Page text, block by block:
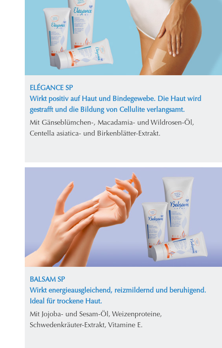
ELÉGANCE SP
Wirkt positiv auf Haut und Bindegewebe. Die Haut wird
gestrafft und die Bildung von Cellulite verlangsamt.
Mit Gänseblümchen-, Macadamia- und Wildrosen-Öl,
Centella asiatica- und Birkenblätter-Extrakt.
BALSAM SP
Wirkt energieausgleichend, reizmildernd und beruhigend.
Ideal für trockene Haut.
Mit Jojoba- und Sesam-Öl, Weizenproteine,
Schwedenkräuter-Extrakt, Vitamine E.